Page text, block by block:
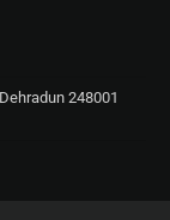
248001